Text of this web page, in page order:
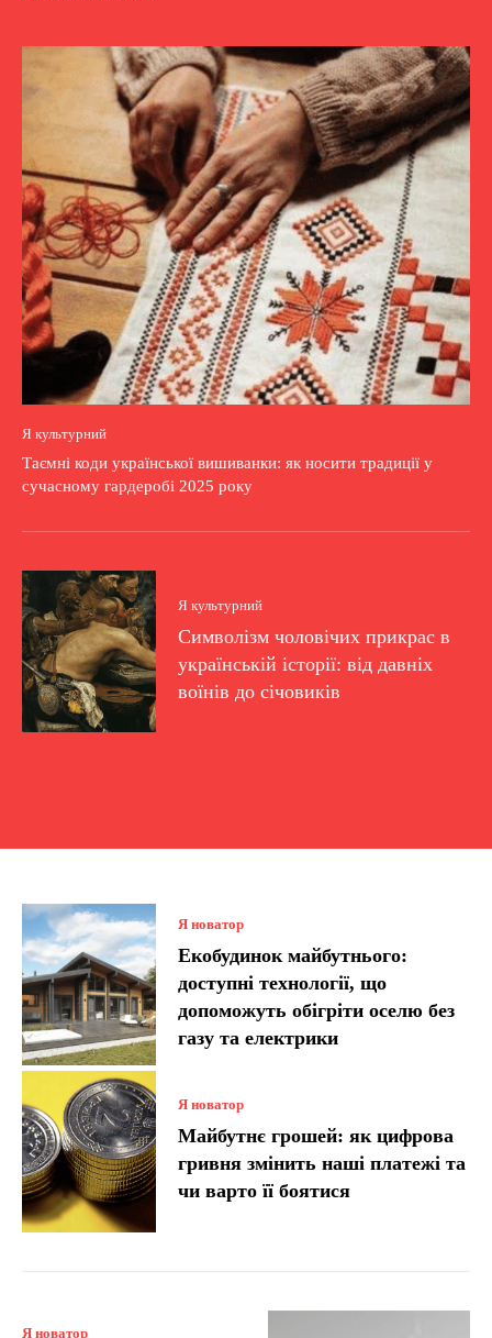
Я культурний
Таємні коди української вишиванки: як носити традиції у
сучасному гардеробі 2025 року
Я культурний
Символізм чоловічих прикрас в
українській історії: від давніх
воїнів до січовиків
Я новатор
Екобудинок майбутнього:
доступні технології, що
допоможуть обігріти оселю без
газу та електрики
Я новатор
Майбутнє грошей: як цифрова
гривня змінить наші платежі та
чи варто її боятися
Я новатор